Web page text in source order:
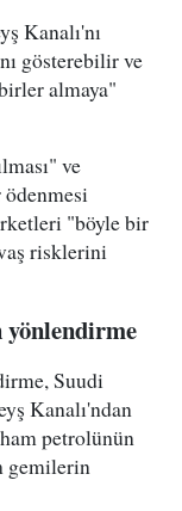
Kanalı'nı
gösterebilir ve
almaya"
ve
"böyle bir
risklerini
yönlendirme
Suudi
Kanalı'ndan
petrolünün
gemilerin